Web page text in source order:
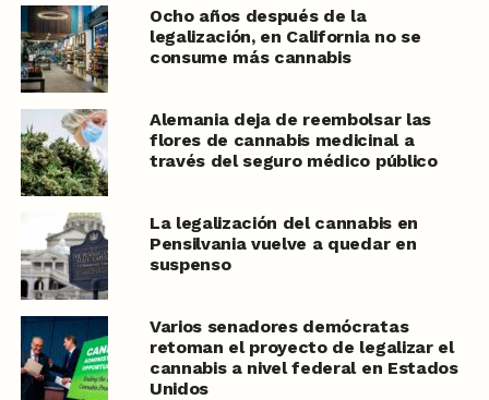
Ocho años después de la
legalización, en California no se
consume más cannabis
Alemania deja de reembolsar las
flores de cannabis medicinal a
través del seguro médico público
La legalización del cannabis en
Pensilvania vuelve a quedar en
suspenso
Varios senadores demócratas
retoman el proyecto de legalizar el
cannabis a nivel federal en Estados
Unidos